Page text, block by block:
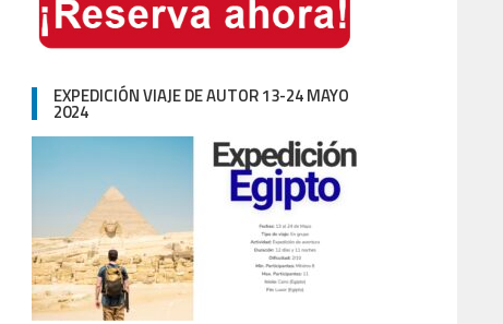
EXPEDICIÓN VIAJE DE AUTOR 13-24 MAYO
2024